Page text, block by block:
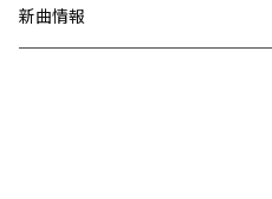
新曲情報